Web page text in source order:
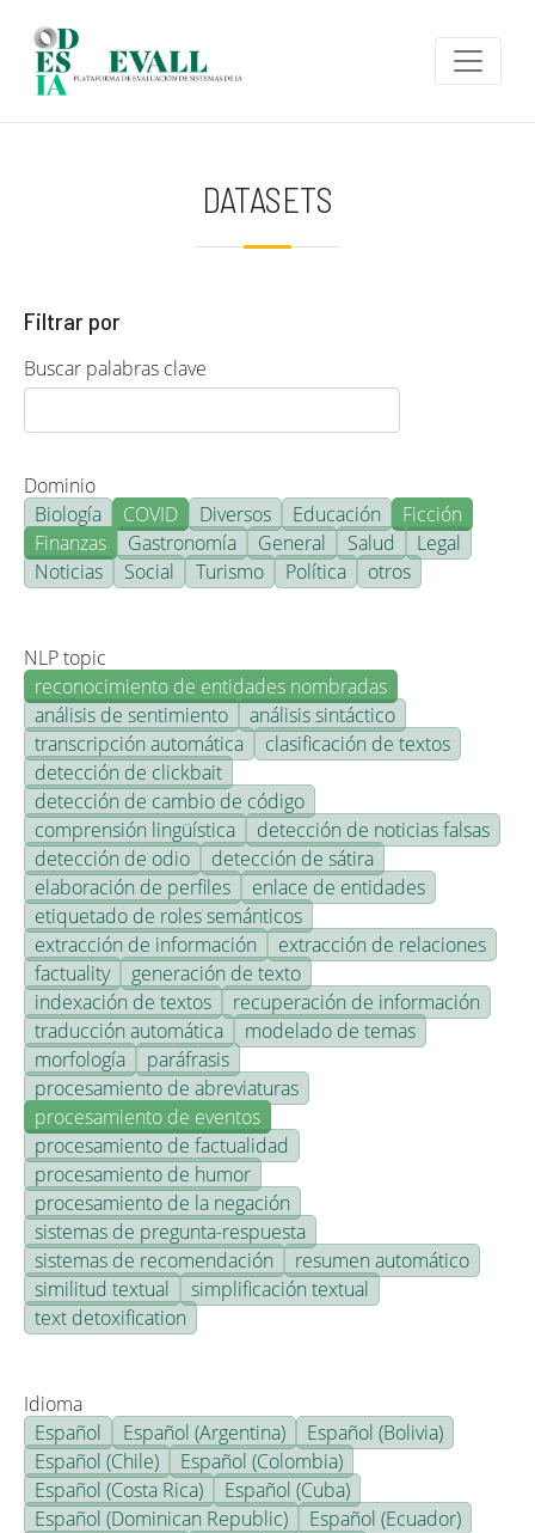
DATASETS
Filtrar por
Buscar palabras clave
Dominio
Biología
COVID Diversos Educación
Ficción
Finanzas
Gastronomía General Salud
Legal
Noticias
Social Turismo Política otros
NLP topic
reconocimiento de entidades nombradas
análisis de sentimiento
análisis sintáctico
transcripción automática
clasificación de textos
detección de clickbait
detección de cambio de código
comprensión lingüística
detección de noticias falsas
detección de odio
detección de sátira
elaboración de perfiles
enlace de entidades
etiquetado de roles semánticos
extracción de información
extracción de relaciones
factuality
generación de texto
indexación de textos
recuperación de información
traducción automática
modelado de temas
morfología
paráfrasis
procesamiento de abreviaturas
procesamiento de eventos
procesamiento de factualidad
procesamiento de humor
procesamiento de la negación
sistemas de pregunta-respuesta
sistemas de recomendación
resumen automático
similitud textual
simplificación textual
text detoxification
Idioma
Español
Español (Argentina)
Español (Bolivia)
Español (Chile)
Español (Colombia)
Español (Costa Rica)
Español (Cuba)
Español (Dominican Republic)
Español (Ecuador)